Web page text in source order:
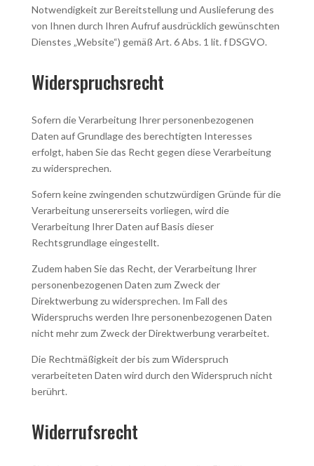
Notwendigkeit zur Bereitstellung und Auslieferung des
von Ihnen durch Ihren Aufruf ausdrücklich gewünschten
Dienstes „Website“) gemäß Art. 6 Abs. 1 lit. f DSGVO.
Widerspruchsrecht
Sofern die Verarbeitung Ihrer personenbezogenen
Daten auf Grundlage des berechtigten Interesses
erfolgt, haben Sie das Recht gegen diese Verarbeitung
zu widersprechen.
Sofern keine zwingenden schutzwürdigen Gründe für die
Verarbeitung unsererseits vorliegen, wird die
Verarbeitung Ihrer Daten auf Basis dieser
Rechtsgrundlage eingestellt.
Zudem haben Sie das Recht, der Verarbeitung Ihrer
personenbezogenen Daten zum Zweck der
Direktwerbung zu widersprechen. Im Fall des
Widerspruchs werden Ihre personenbezogenen Daten
nicht mehr zum Zweck der Direktwerbung verarbeitet.
Die Rechtmäßigkeit der bis zum Widerspruch
verarbeiteten Daten wird durch den Widerspruch nicht
berührt.
Widerrufsrecht